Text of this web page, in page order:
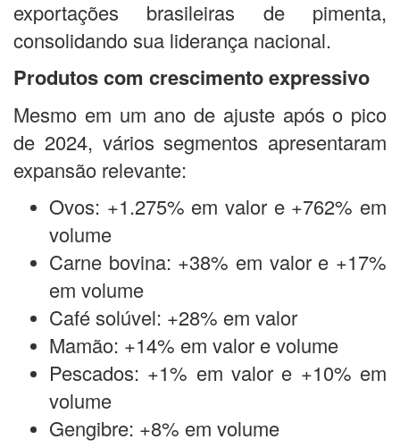
exportações brasileiras de pimenta,
consolidando sua liderança nacional.
Produtos com crescimento expressivo
Mesmo em um ano de ajuste após o pico
de 2024, vários segmentos apresentaram
expansão relevante:
Ovos: +1.275% em valor e +762% em
volume
Carne bovina: +38% em valor e +17%
em volume
Café solúvel: +28% em valor
Mamão: +14% em valor e volume
Pescados: +1% em valor e +10% em
volume
Gengibre: +8% em volume